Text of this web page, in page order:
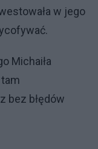
w jego
Michaiła
bez błędów